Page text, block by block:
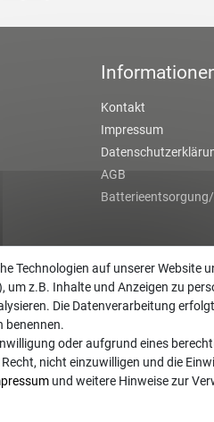
Kontakt
Impressum
AGB
Technologien auf unserer Website
um z.B. Inhalte und Anzeigen zu
Die Datenverarbeitung
benennen.
oder aufgrund eines
nicht einzuwilligen und die
und weitere Hinweise zur